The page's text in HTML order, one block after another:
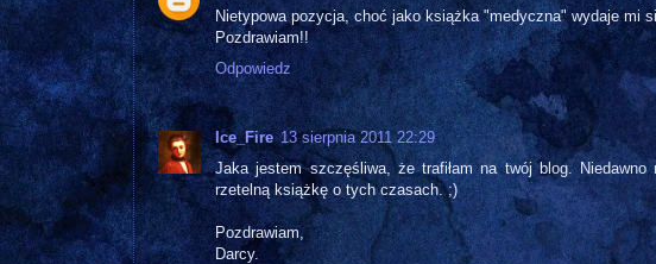
Nietypowa pozycja, choć jako książka "medyczna" wydaje mi
Pozdrawiam!!
Odpowiedz
Ice_Fire 13 sierpnia 2011 22:29
Jaka jestem szczęśliwa, że trafiłam na twój blog.
rzetelną książkę o tych czasach. ;)
Pozdrawiam,
Darcy.